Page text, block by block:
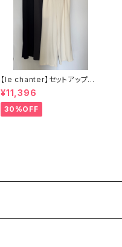
【le chanter】セットアップ可
カットジョーゼットセンタープ
レスイージーパンツ
¥11,396
30%OFF